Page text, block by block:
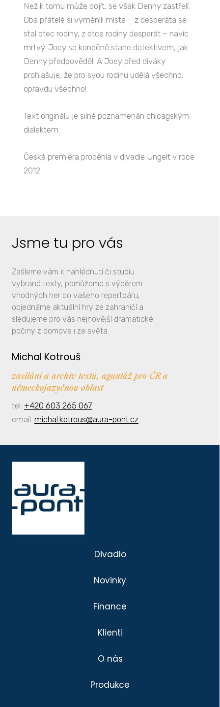
Než k tomu může dojít, se však Denny zastřelí.
Oba přátelé si vyměnili místa – z desperáta se
stal otec rodiny, z otce rodiny desperát – navíc
mrtvý. Joey se konečně stane detektivem, jak
Denny předpověděl. A Joey před diváky
prohlašuje, že pro svou rodinu udělá všechno,
opravdu všechno!
Text originálu je silně poznamenán chicagským
dialektem.
Česká premiéra proběhla v divadle Ungelt v roce
2012.
Jsme tu pro vás
Zašleme vám k nahlédnutí či studiu
vybrané texty, pomůžeme s výběrem
vhodných her do vašeho repertoáru,
objednáme aktuální hry ze zahraničí a
sledujeme pro vás nejnovější dramatické
počiny z domova i ze světa.
Michal Kotrouš
zasílání a archiv textů, agantáž pro ČR a
německojazyčnou oblast
tel: +420 603 265 067
email: michal.kotrous@aura-pont.cz
Divadlo
Novinky
Finance
Klienti
O nás
Produkce